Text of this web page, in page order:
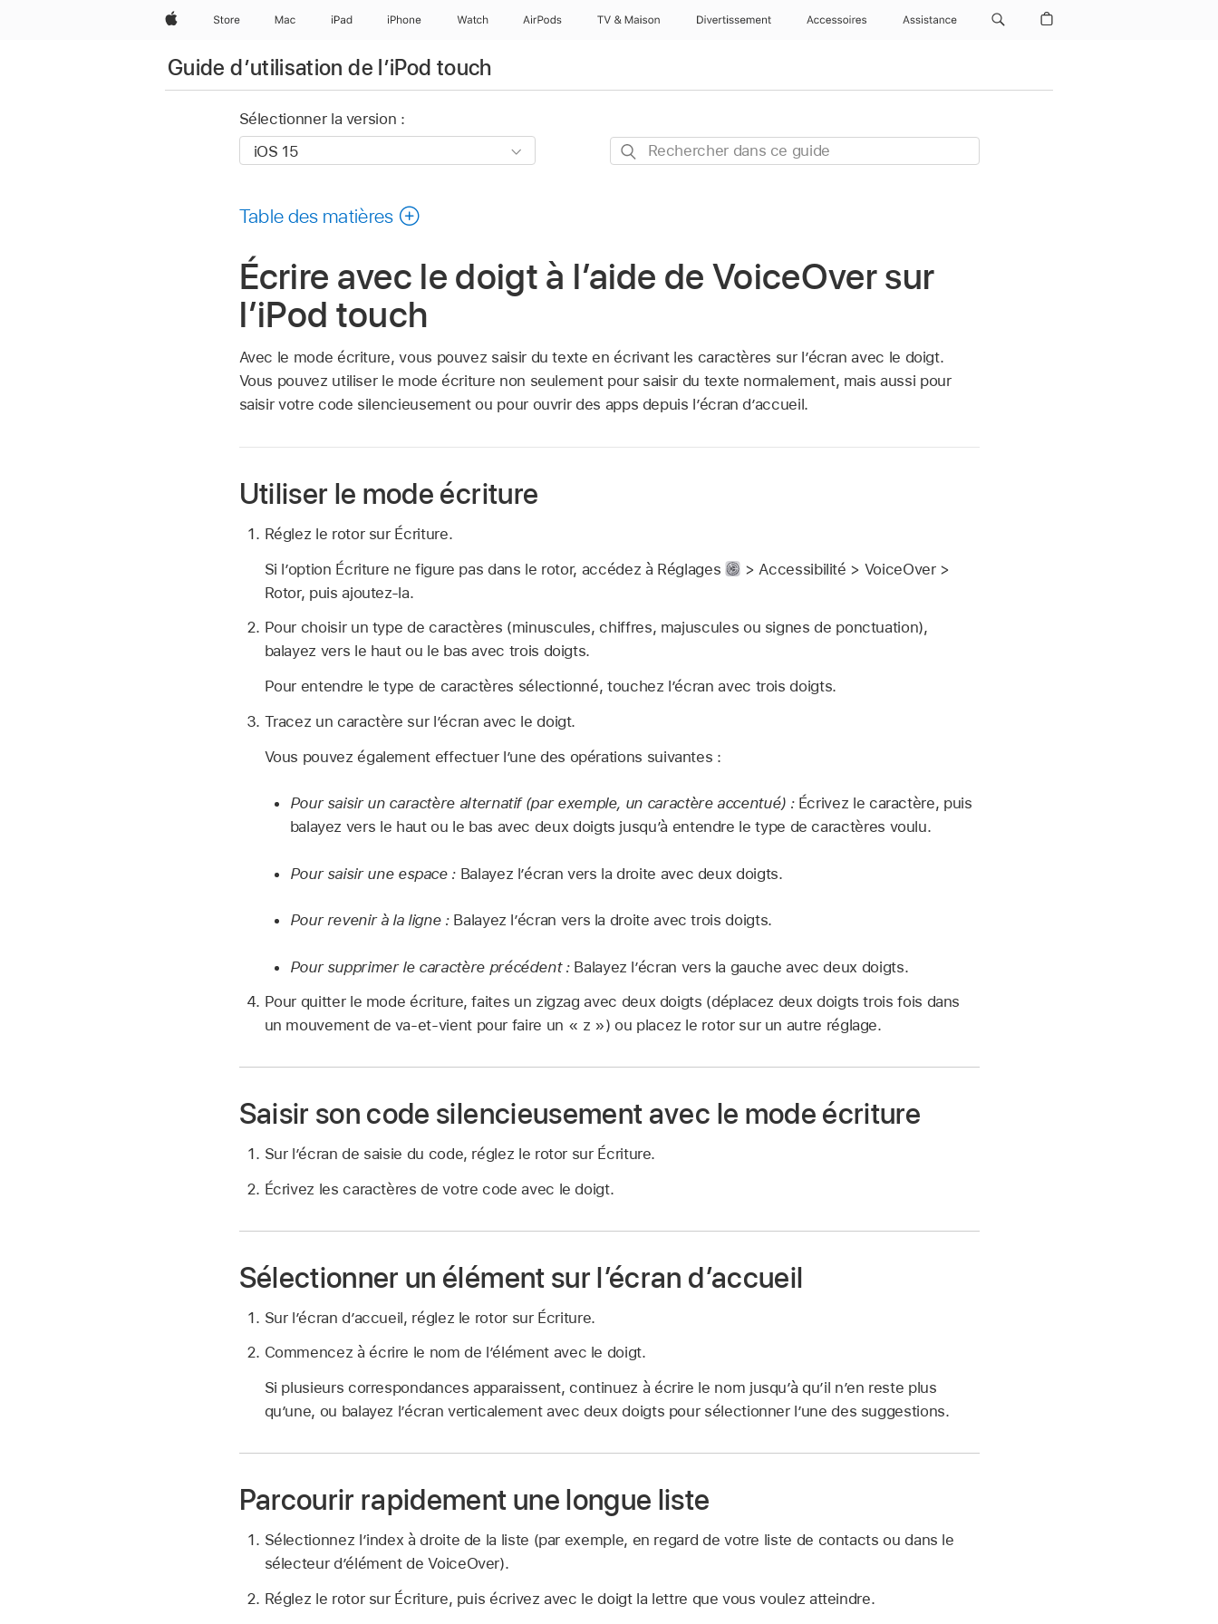
AppleStore Mac iPad iPhone Watch AirPods TV & Maison Divertissements Accessoires Assistance
Guide d’utilisation de l’iPod touch
Sélectionner la version :
Rechercher
Table des matières
Écrire avec le doigt à l’aide de VoiceOver sur
l’iPod touch
Avec le mode écriture, vous pouvez saisir du texte en écrivant les caractères sur l’écran avec le doigt.
Vous pouvez utiliser le mode écriture non seulement pour saisir du texte normalement, mais aussi pour
saisir votre code silencieusement ou pour ouvrir des apps depuis l’écran d’accueil.
Utiliser le mode écriture
Réglez le rotor sur Écriture.
Si l’option Écriture ne figure pas dans le rotor, accédez à Réglages
> Accessibilité > VoiceOver >
Rotor, puis ajoutez-la.
Pour choisir un type de caractères (minuscules, chiffres, majuscules ou signes de ponctuation),
balayez vers le haut ou le bas avec trois doigts.
Pour entendre le type de caractères sélectionné, touchez l’écran avec trois doigts.
Tracez un caractère sur l’écran avec le doigt.
Vous pouvez également effectuer l’une des opérations suivantes :
Pour saisir un caractère alternatif (par exemple, un caractère accentué) :Écrivez le caractère, puis
balayez vers le haut ou le bas avec deux doigts jusqu’à entendre le type de caractères voulu.
Pour saisir une espace : Balayez l’écran vers la droite avec deux doigts.
Pour revenir à la ligne :Balayez l’écran vers la droite avec trois doigts.
Pour supprimer le caractère précédent :Balayez l’écran vers la gauche avec deux doigts.
Pour quitter le mode écriture, faites un zigzag avec deux doigts (déplacez deux doigts trois fois dans
un mouvement de va-et-vient pour faire un « z ») ou placez le rotor sur un autre réglage.
Saisir son code silencieusement avec le mode écriture
Sur l’écran de saisie du code, réglez le rotor sur Écriture.
Écrivez les caractères de votre code avec le doigt.
Sélectionner un élément sur l’écran d’accueil
Sur l’écran d’accueil, réglez le rotor sur Écriture.
Commencez à écrire le nom de l’élément avec le doigt.
Si plusieurs correspondances apparaissent, continuez à écrire le nom jusqu’à qu’il n’en reste plus
qu’une, ou balayez l’écran verticalement avec deux doigts pour sélectionner l’une des suggestions.
Parcourir rapidement une longue liste
Sélectionnez l’index à droite de la liste (par exemple, en regard de votre liste de contacts ou dans le
sélecteur d’élément de VoiceOver).
Réglez le rotor sur Écriture, puis écrivez avec le doigt la lettre que vous voulez atteindre.